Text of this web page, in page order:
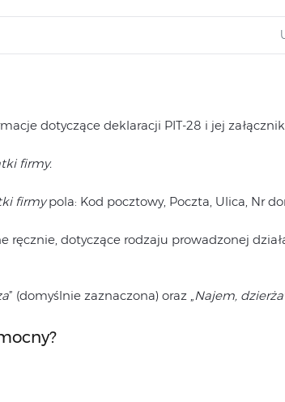
dotyczące deklaracji PIT-28 i jej
firmy.
firmypola: Kod pocztowy, Poczta, Ulica, Nr
ręcznie, dotyczące rodzaju prowadzonej
” (domyślnie zaznaczona) oraz „Najem,